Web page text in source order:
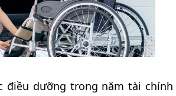
điều dưỡng trong năm tài chính